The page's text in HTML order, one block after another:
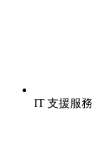
IT 支援服務